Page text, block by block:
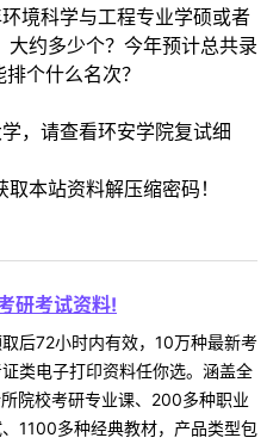
境科学与工程专业学硕或者
约多少个？今年预计总共录
个什么名次？
，请查看环安学院复试细
取本站资料解压缩密码！
研考试资料!
后72小时内有效，10万种最新考
类电子打印资料任你选。涵盖全
院校考研专业课、200多种职业
1100多种经典教材，产品类型包